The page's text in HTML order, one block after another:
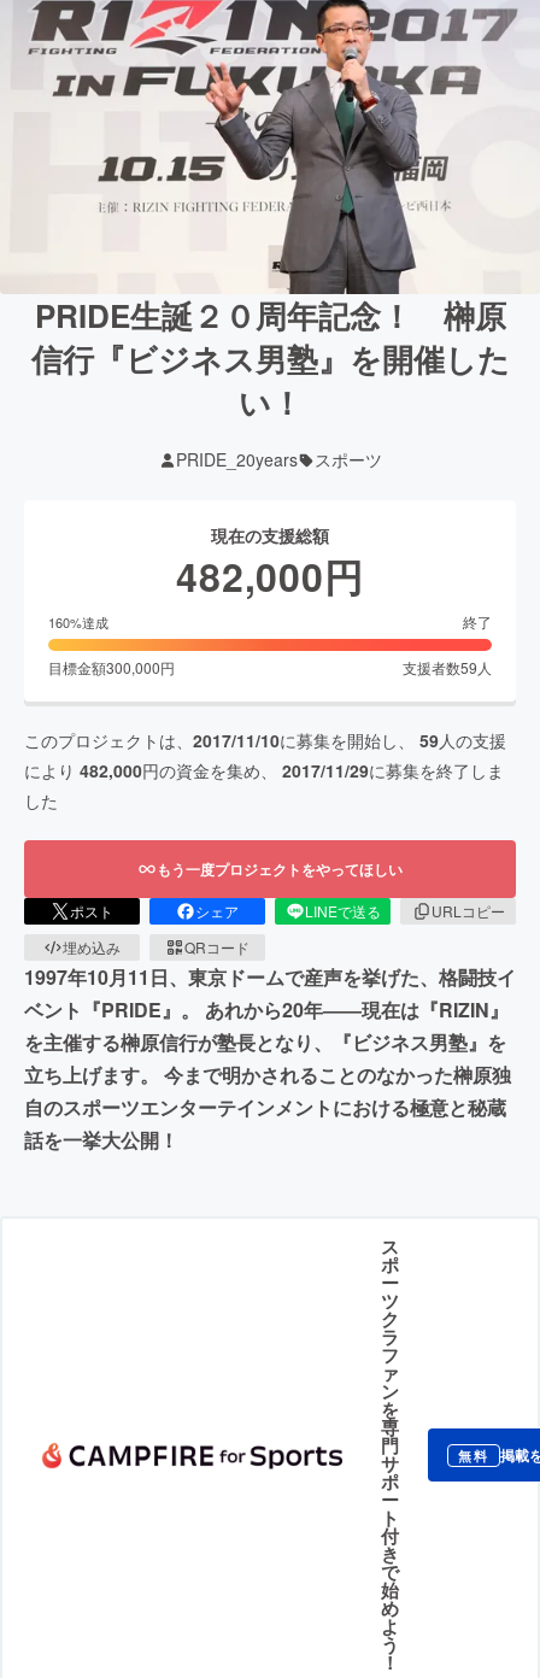
PRIDE生誕２０周年記念！ 榊原
信行『ビジネス男塾』を開催した
い！
PRIDE_20years スポーツ
現在の支援総額
482,000円
160%達成 終了
目標金額300,000円 支援者数59 人
このプロジェクトは、 2017/11/10に募集を開始し、 59人の支援
により 482,000円の資金を集め、 2017/11/29に募集を終了しま
した
もう一度プロジェクトをやってほしい
ポスト シェア LINEで送る
URLコピー
埋め込み
QRコード
1997年10月11日、東京ドームで産声を挙げた、格闘技イ
ベント『PRIDE』。 あれから20年――現在は『RIZIN』
を主催する榊原信行が塾長となり、『ビジネス男塾』を
立ち上げます。 今まで明かされることのなかった榊原独
自のスポーツエンターテインメントにおける極意と秘蔵
話を一挙大公開！
ス
ポ
ー
ツ
ク
ラ
フ
ァ
ン
を
専
門
サ
ポ
ー
ト
付
き
で
始
め
よ
う
！
無料 掲載